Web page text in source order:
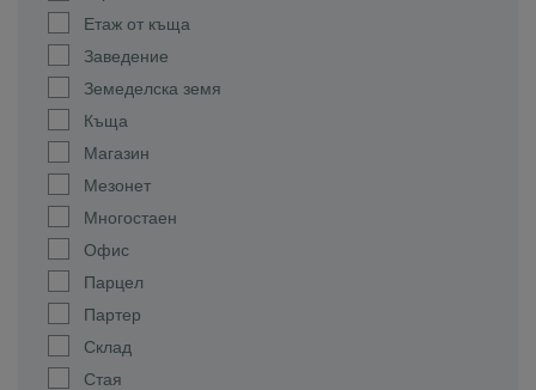
Етаж от къща
Заведение
Земеделска земя
Къща
Магазин
Мезонет
Многостаен
Офис
Парцел
Партер
Склад
Стая